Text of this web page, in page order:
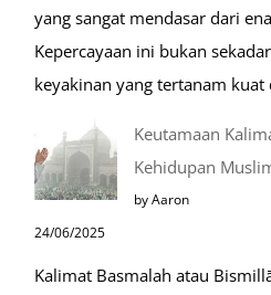
yang sangat mendasar dari
Kepercayaan ini bukan
keyakinan yang tertanam
Keutamaan
Kehidupan
by Aaron
24/06/2025
Kalimat Basmalah atau